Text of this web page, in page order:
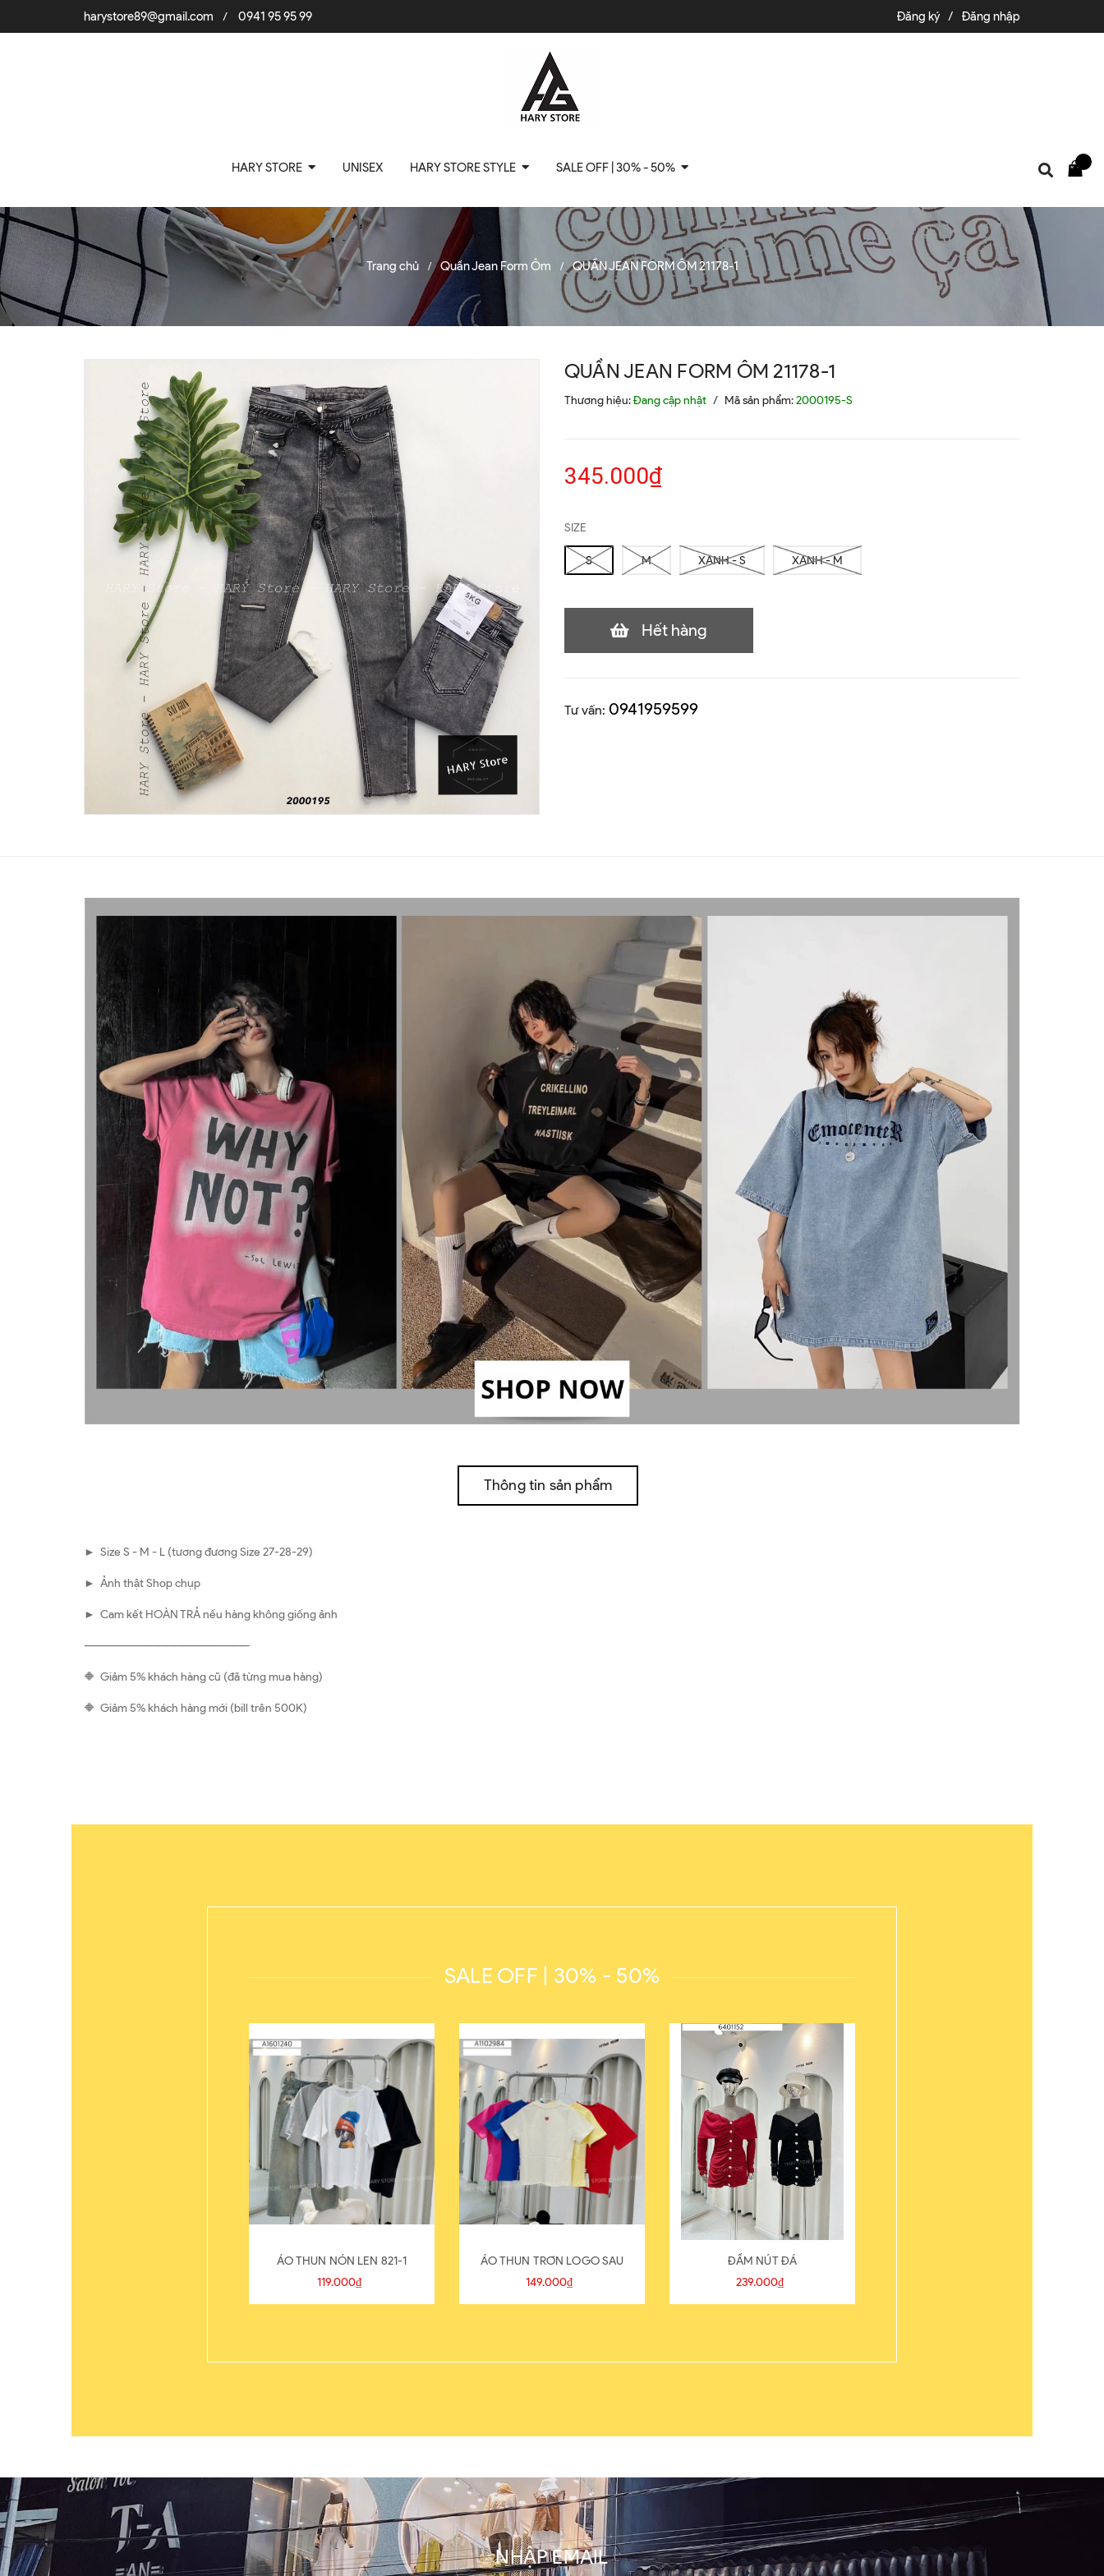
harystore89@gmail.com / 0941 95 95 99 Đăng ký / Đăng nhập
HARY STORE UNISEX HARY STORE STYLE SALE OFF | 30% - 50%
Trang chủ / Quần Jean Form Ôm / QUẦN JEAN FORM ÔM 21178-1
QUẦN JEAN FORM ÔM 21178-1
Thương hiệu:Đang cập nhật / Mã sản phẩm:2000195-S
345.000₫
SIZE
S M XANH - S XANH - M
Hết hàng
Tư vấn: 0941959599
Thông tin sản phẩm
► Size S - M - L (tương đương Size 27-28-29)
► Ảnh thật Shop chụp
► Cam kết HOÀN TRẢ nếu hàng không giống ảnh
————————————————————
🔶 Giảm 5% khách hàng cũ (đã từng mua hàng)
🔶 Giảm 5% khách hàng mới (bill trên 500K)
SALE OFF | 30% - 50%
ÁO THUN NÓN LEN 821-1
119.000₫
ÁO THUN TRƠN LOGO SAU
149.000₫
ĐẦM NÚT ĐÁ
239.000₫
NHẬP EMAIL